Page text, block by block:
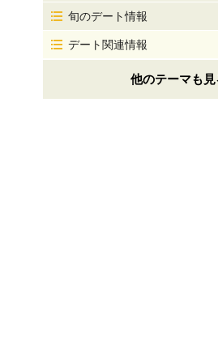
旬のデート情報
デート関連情報
他のテーマも見